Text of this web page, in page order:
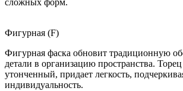
сложных форм.
Фигурная (F)
Фигурная фаска обновит традиционную
детали в организацию пространства.
утонченный, придает легкость,
индивидуальность.